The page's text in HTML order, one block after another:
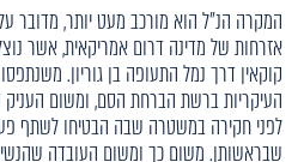
אזרחות של מדינה דרום אמריקאית, אשר
קוקאין דרך נמל התעופה בן גוריון.
העיקריות ברשת הברחת הסם, ומשום העניק
לפני חקירה במשטרה שבה הבטיחו לשתף